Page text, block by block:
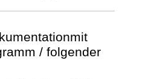
/ folgender